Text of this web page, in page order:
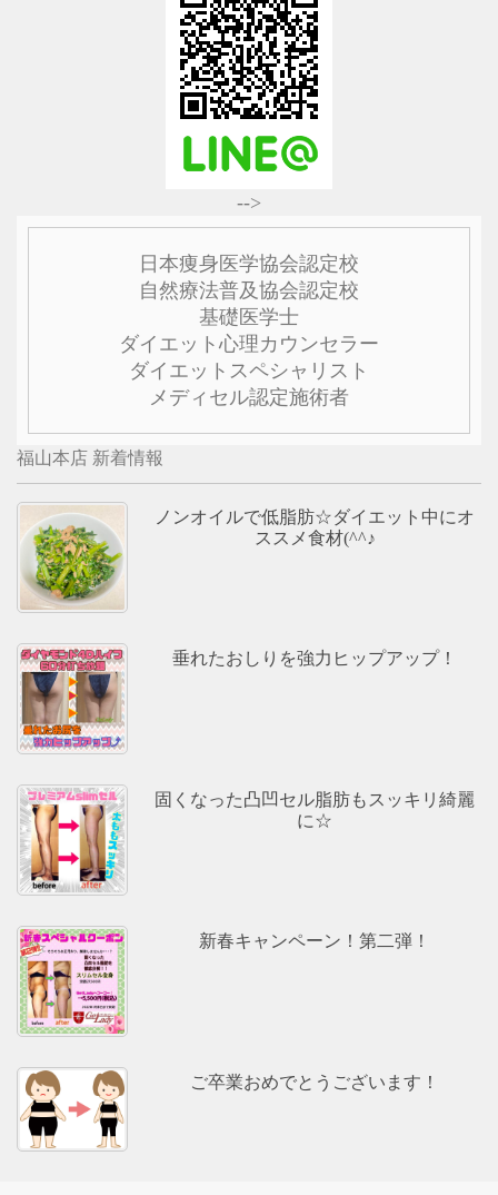
-->
日本痩身医学協会認定校
自然療法普及協会認定校
基礎医学士
ダイエット心理カウンセラー
ダイエットスペシャリスト
メディセル認定施術者
福山本店 新着情報
ノンオイルで低脂肪☆ダイエット中にオ
ススメ食材(^^♪
垂れたおしりを強力ヒップアップ！
固くなった凸凹セル脂肪もスッキリ綺麗
に☆
新春キャンペーン！第二弾！
ご卒業おめでとうございます！